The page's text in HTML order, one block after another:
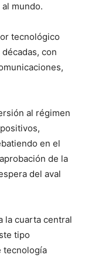
mundo.
tecnológico
con
al régimen
en el
de la
del aval
la cuarta central
tipo
tecnología